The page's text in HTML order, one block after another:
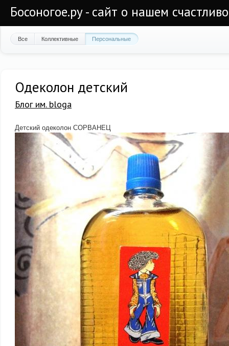
Босоногое.ру - сайт о нашем
Все Коллективные Персональные
Одеколон детский
Блог им. bloga
Детский одеколон СОРВАНЕЦ